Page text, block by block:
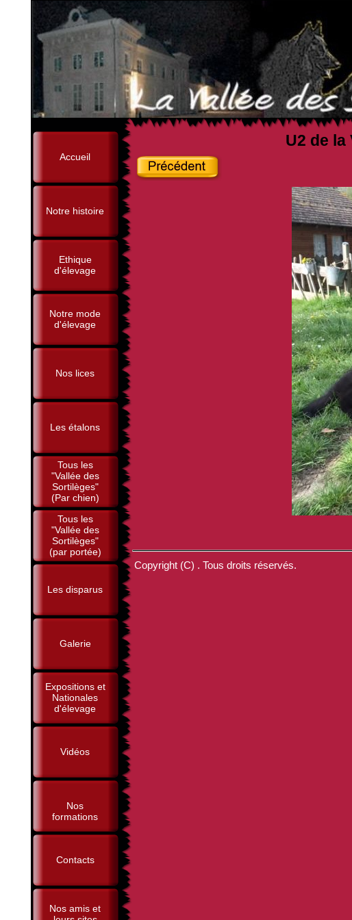
Accueil
Notre histoire
Ethique
d'élevage
Notre mode
d'élevage
Nos lices
Les étalons
Tous les
"Vallée des
Sortilèges"
(Par chien)
Tous les
"Vallée des
Sortilèges"
(par portée)
Les disparus
Galerie
Expositions et
Nationales
d'élevage
Vidéos
Nos
formations
Contacts
Nos amis et
U2 de
Copyright (C) . Tous droits réservés.